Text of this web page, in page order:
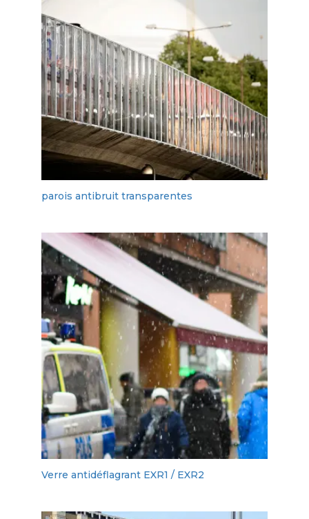
parois antibruit transparentes
Verre antidéflagrant EXR1 / EXR2